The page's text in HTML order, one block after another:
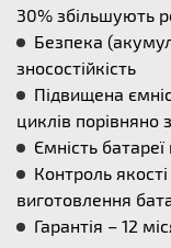
30% збільшують
Безпека
зносостійкість
Підвищена
циклів порівняно
Ємність
Контроль
виготовлення
Гарантія – 12